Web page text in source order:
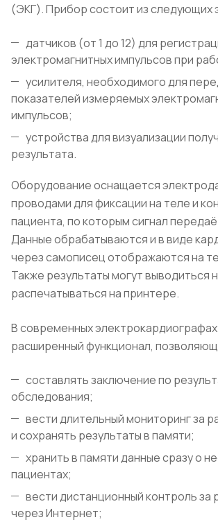
(ЭКГ). Прибор состоит из следующих
датчиков (от 1 до 12) для
электромагнитных импульсов при
усилителя, необходимого для
показателей измеряемых
импульсов;
устройства для визуализации
результата.
Оборудование оснащается
проводами для фиксации на теле и
пациента, по которым сигнал
Данные обрабатываются и в виде
через самописец отображаются на
Также результаты могут выводиться
распечатываться на принтере.
В современных
расширенный функционал,
составлять заключение по
обследования;
вести длительный мониторинг за
и сохранять результаты в памяти;
хранить в памяти данные сразу о
пациентах;
вести дистанционный контроль
через Интернет;